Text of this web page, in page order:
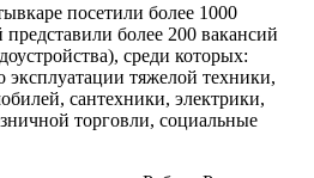
посетили более 1000
представили более 200 вакансий
среди которых:
эксплуатации тяжелой техники,
сантехники, электрики,
торговли, социальные